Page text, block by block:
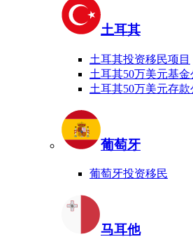
土耳其
土耳其投资移民项目
土耳其50万美元基金
土耳其50万美元存款
葡萄牙
葡萄牙投资移民
马耳他